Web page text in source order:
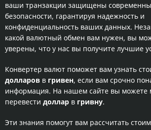
ваши транзакции защищены
безопасности, гарантируя надежность и
конфиденциальность ваших данных.
какой валютный обмен вам нужен, вы
уверены, что у нас вы получите лучшие
Конвертер валют поможет вам узнать
долларов в гривен, если вам срочно
информация. На нашем сайте вы можете
перевести доллар в гривну.
Эти знания помогут вам рассчитать